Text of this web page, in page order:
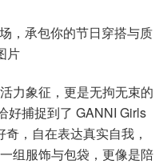
力象征，更是无拘无束的
好捕捉到了 GANNI Girls
，自在表达真实自我，
组服饰与包袋，更像是陪